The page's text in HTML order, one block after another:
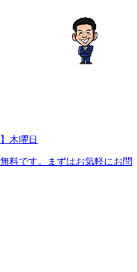
木曜日
料です。まずはお気軽にお問